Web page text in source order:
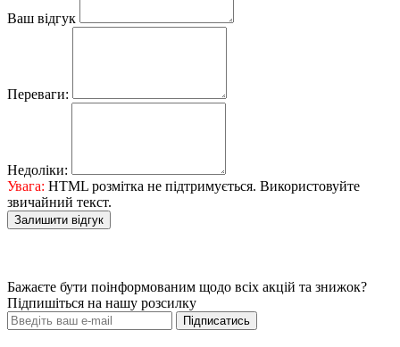
Ваш відгук
Переваги:
Недоліки:
Увага: HTML розмітка не підтримується. Використовуйте
звичайний текст.
Залишити відгук
Бажаєте бути поінформованим щодо всіх акцій та знижок?
Підпишіться на нашу розсилку
Підписатись